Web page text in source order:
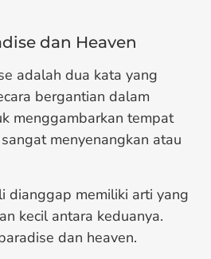
dan Heaven
adalah dua kata yang
bergantian dalam
menggambarkan tempat
menyenangkan atau
dianggap memiliki arti yang
kecil antara keduanya.
dan heaven.